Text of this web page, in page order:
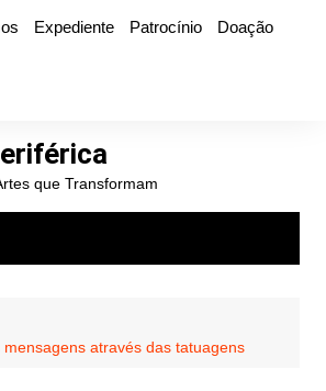
Expediente Patrocínio
Doação
que Transformam
através das tatuagens